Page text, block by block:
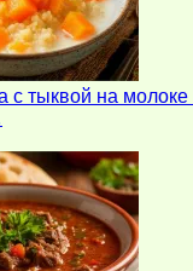
тыквой на молоке